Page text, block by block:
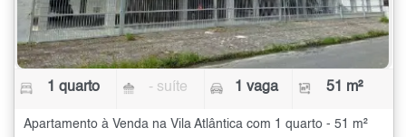
1 quarto - suíte 1 vaga 51 m²
Apartamento à Venda na Vila Atlântica com 1 quarto - 51 m²